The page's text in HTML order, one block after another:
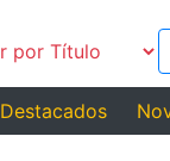
Destacados